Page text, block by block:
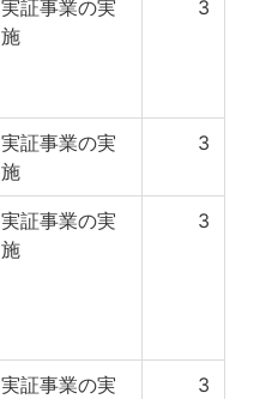
実証事業の実
施
3
実証事業の実
施
3
実証事業の実
施
3
実証事業の実
3